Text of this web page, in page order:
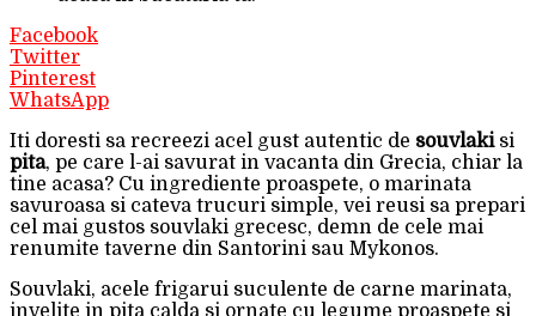
Facebook
Twitter
Pinterest
WhatsApp
Iti doresti sa recreezi acel gust autentic de souvlakisi
pita, pe care l-ai savurat in vacanta din Grecia, chiar la
tine acasa? Cu ingrediente proaspete, o marinata
savuroasa si cateva trucuri simple, vei reusi sa prepari
cel mai gustos souvlaki grecesc, demn de cele mai
renumite taverne din Santorini sau Mykonos.
Souvlaki, acele frigarui suculente de carne marinata,
invelite in pita calda si ornate cu legume proaspete si